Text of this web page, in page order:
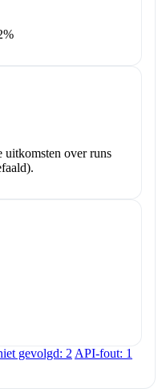
uitkomsten over runs
gevolgd: 2 API-fout: 1